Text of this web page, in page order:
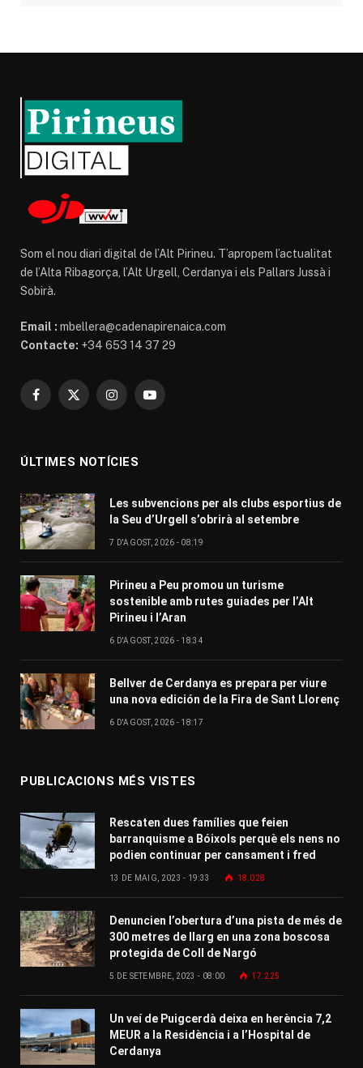
Som el nou diari digital de l’Alt Pirineu. T’apropem l’actualitat
de l’Alta Ribagorça, l’Alt Urgell, Cerdanya i els Pallars Jussà i
Sobirà.
Email : mbellera@cadenapirenaica.com
Contacte: +34 653 14 37 29
Facebook
X
InstagramYouTube
ÚLTIMES NOTÍCIES
Les subvencions per als clubs esportius de
la Seu d’Urgell s’obrirà al setembre
7 D'AGOST, 2026 - 08:19
Pirineu a Peu promou un turisme
sostenible amb rutes guiades per l’Alt
Pirineu i l’Aran
6 D'AGOST, 2026 - 18:34
Bellver de Cerdanya es prepara per viure
una nova edición de la Fira de Sant Llorenç
6 D'AGOST, 2026 - 18:17
PUBLICACIONS MÉS VISTES
Rescaten dues famílies que feien
barranquisme a Bóixols perquè els nens no
podien continuar per cansament i fred
13 DE MAIG, 2023 - 19:33 18.028
Denuncien l’obertura d’una pista de més de
300 metres de llarg en una zona boscosa
protegida de Coll de Nargó
5 DE SETEMBRE, 2023 - 08:00 17.225
Un veí de Puigcerdà deixa en herència 7,2
MEUR a la Residència i a l’Hospital de
Cerdanya